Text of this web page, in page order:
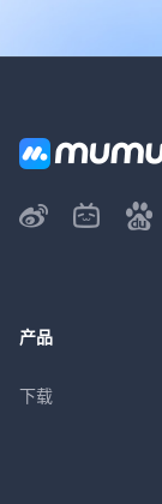
产品
下载